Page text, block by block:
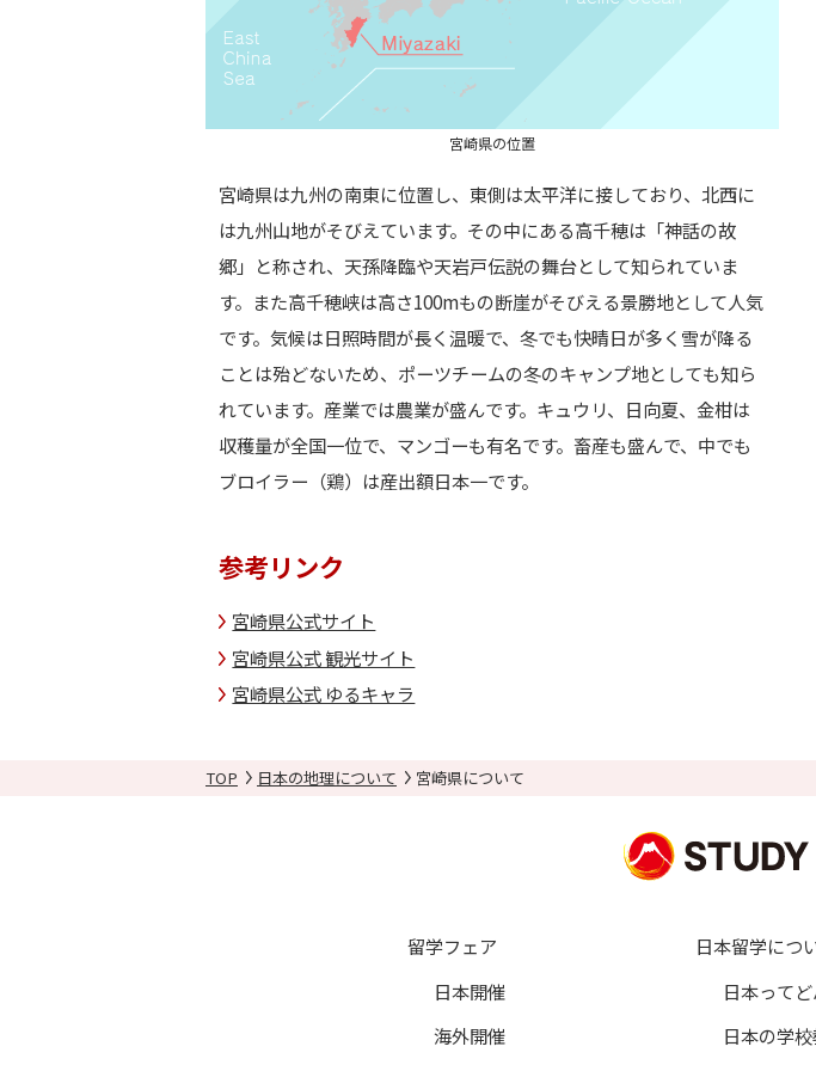
宮崎県の位置
宮崎県は九州の南東に位置し、東側は太平洋に接しており、北西に
は九州山地がそびえています。その中にある高千穂は「神話の故
郷」と称され、天孫降臨や天岩戸伝説の舞台として知られていま
す。また高千穂峡は高さ100mもの断崖がそびえる景勝地として人気
です。気候は日照時間が長く温暖で、冬でも快晴日が多く雪が降る
ことは殆どないため、ポーツチームの冬のキャンプ地としても知ら
れています。産業では農業が盛んです。キュウリ、日向夏、金柑は
収穫量が全国一位で、マンゴーも有名です。畜産も盛んで、中でも
ブロイラー（鶏）は産出額日本一です。
参考リンク
宮崎県公式サイト
宮崎県公式 観光サイト
宮崎県公式 ゆるキャラ
TOP 日本の地理について 宮崎県について
留学フェア
日本開催
海外開催
日本留学につ
日本って
日本の学